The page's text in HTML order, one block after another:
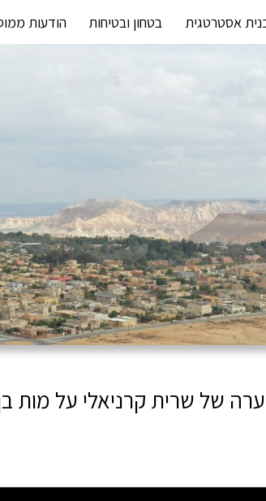
אסטרטגית בטחון ובטיחות הודעות
שרית קרניאלי על מות בן